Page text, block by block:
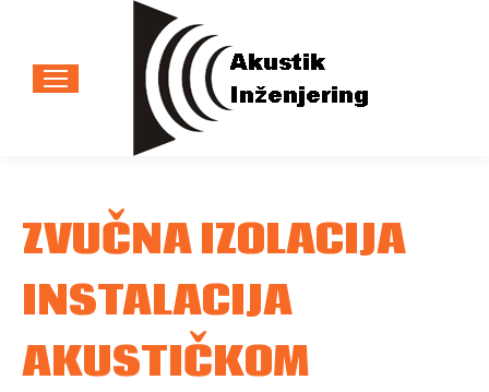
ZVUČNA IZOLACIJA
INSTALACIJA
AKUSTIČKOM